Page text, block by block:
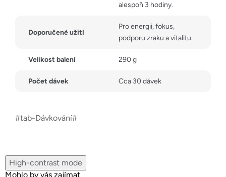
alespoň 3 hodiny.
Doporučené užití
Pro energii, fokus,
podporu zraku a vitalitu.
Velikost balení 290 g
Počet dávek Cca 30 dávek
#tab-Dávkování#
High-contrast mode
Mohlo by vás zajímat